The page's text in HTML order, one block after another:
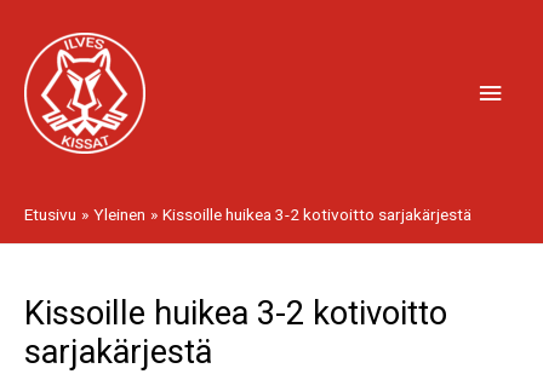
sisältöön
Etusivu Yleinen Kissoille huikea 3-2 kotivoitto sarjakärjestä
Kissoille huikea 3-2 kotivoitto
sarjakärjestä
selaus